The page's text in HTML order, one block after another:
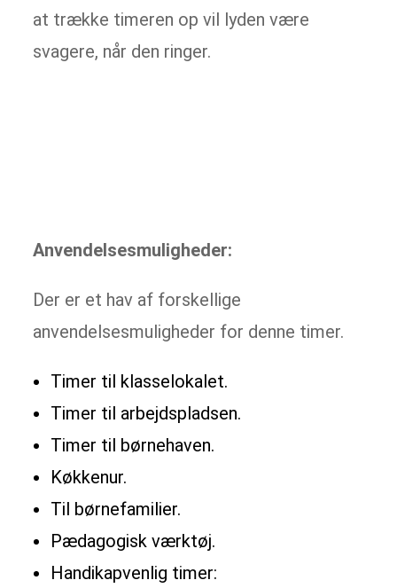
at trække timeren op vil lyden være
svagere, når den ringer.
Anvendelsesmuligheder:
Der er et hav af forskellige
anvendelsesmuligheder for denne timer.
Timer til klasselokalet.
Timer til arbejdspladsen.
Timer til børnehaven.
Køkkenur.
Til børnefamilier.
Pædagogisk værktøj.
Handikapvenlig timer: